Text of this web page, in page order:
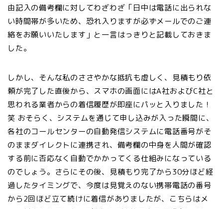
由記入の備考欄に対してわざわざ「日中は電話に出られな
い時間帯が多いため、恐れ入りますが必ずメールでのご連
絡をお願いいたします」と一言はっきりと記載しておきま
した。
しかし、そんな私のささやかな抵抗も虚しく、見積もり依
頼が完了した直後から、スマホの画面にはA社およびC社と
思われる業者からの着信履歴が即座にパッと入りました！
笑 おそらく、システムを通じて申し込みが入った瞬間に、
各社のコールセンターの自動発信システムに電話番号がそ
のままダイレクトに連携され、備考欄の中身を人間が確認
する前に否応なく自動でかかってくる仕組みになっている
のでしょう。さらにその後、見積もり完了から30分ほど経
過したタイミングで、今度は見覚えのない携帯電話の番号
から2回ほど立て続けに着信がありましたが、こちらはメ